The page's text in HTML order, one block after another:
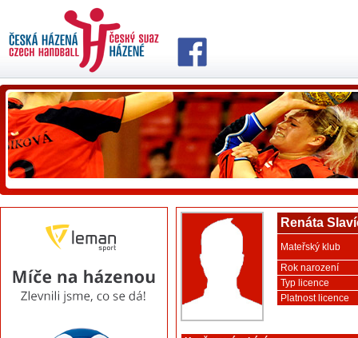
Renáta
Mateřský klub
Rok narození
Typ licence
Platnost licence